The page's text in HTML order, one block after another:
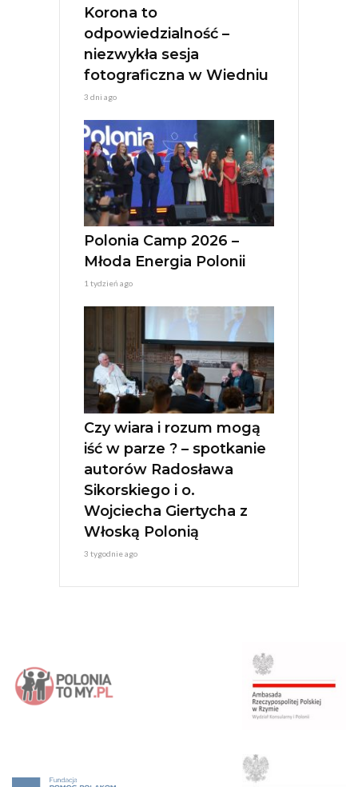
Korona to
odpowiedzialność –
niezwykła sesja
fotograficzna w Wiedniu
3 dni ago
Polonia Camp 2026 –
Młoda Energia Polonii
1 tydzień ago
Czy wiara i rozum mogą
iść w parze ? – spotkanie
autorów Radosława
Sikorskiego i o.
Wojciecha Giertycha z
Włoską Polonią
3 tygodnie ago